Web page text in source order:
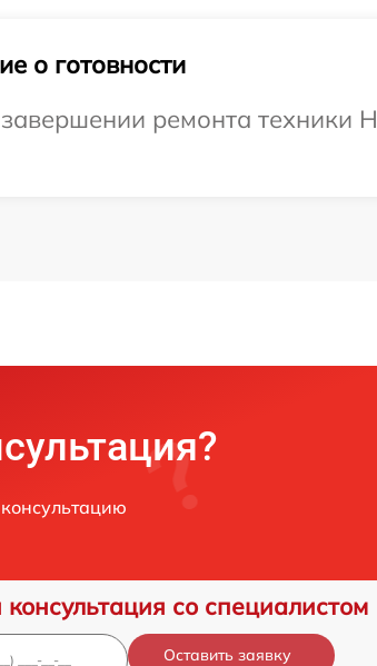
о готовности
ремонта техники
со специалистом
Оставить заявку